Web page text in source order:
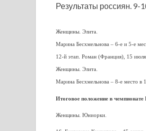
Результаты россиян.
Женщины. Элита.
Марина Бесхмельнова – 6-е и 5-е
12-й этап. Роман (Франция), 15 июля.
Женщины. Элита.
Марина Бесхмельнова – 8-е место в
Итоговое положение в чемпионате
Женщины. Юниорки.